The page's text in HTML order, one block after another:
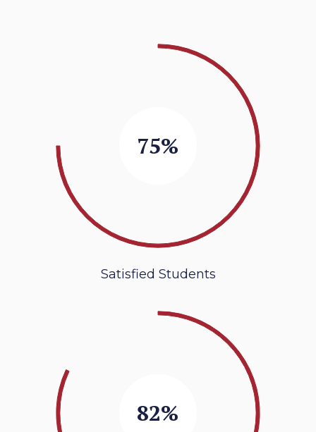
75%
Satisfied Students
82%